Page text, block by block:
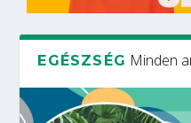
EGÉSZSÉG Minden